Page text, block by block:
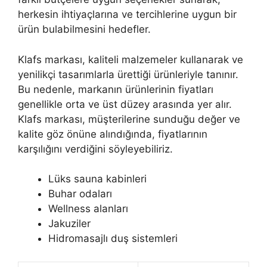
herkesin ihtiyaçlarına ve tercihlerine uygun bir
ürün bulabilmesini hedefler.
Klafs markası, kaliteli malzemeler kullanarak ve
yenilikçi tasarımlarla ürettiği ürünleriyle tanınır.
Bu nedenle, markanın ürünlerinin fiyatları
genellikle orta ve üst düzey arasında yer alır.
Klafs markası, müşterilerine sunduğu değer ve
kalite göz önüne alındığında, fiyatlarının
karşılığını verdiğini söyleyebiliriz.
Lüks sauna kabinleri
Buhar odaları
Wellness alanları
Jakuziler
Hidromasajlı duş sistemleri